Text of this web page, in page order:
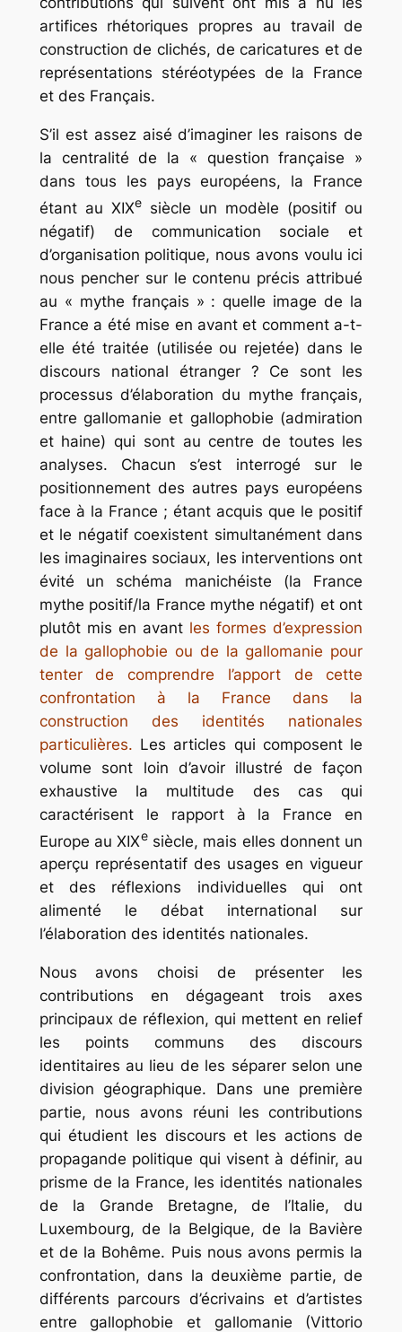
artifices rhétoriques propres au travail de
construction de clichés, de caricatures et de
représentations stéréotypées de la France
et des Français.
S’il est assez aisé d’imaginer les raisons de
la centralité de la « question française »
dans tous les pays européens, la France
étant au XIXesiècle un modèle (positif ou
négatif) de communication sociale et
d’organisation politique, nous avons voulu ici
nous pencher sur le contenu précis attribué
au « mythe français » : quelle image de la
France a été mise en avant et comment a-t-
elle été traitée (utilisée ou rejetée) dans le
discours national étranger ? Ce sont les
processus d’élaboration du mythe français,
entre gallomanie et gallophobie (admiration
et haine) qui sont au centre de toutes les
analyses. Chacun s’est interrogé sur le
positionnement des autres pays européens
face à la France ; étant acquis que le positif
et le négatif coexistent simultanément dans
les imaginaires sociaux, les interventions ont
évité un schéma manichéiste (la France
mythe positif/la France mythe négatif) et ont
plutôt mis en avant les formes d’expression
de la gallophobie ou de la gallomanie pour
tenter de comprendre l’apport de cette
confrontation à la France dans la
construction des identités nationales
particulières. Les articles qui composent le
volume sont loin d’avoir illustré de façon
exhaustive la multitude des cas qui
caractérisent le rapport à la France en
Europe au XIXesiècle, mais elles donnent un
aperçu représentatif des usages en vigueur
et des réflexions individuelles qui ont
alimenté le débat international sur
l’élaboration des identités nationales.
Nous avons choisi de présenter les
contributions en dégageant trois axes
principaux de réflexion, qui mettent en relief
les points communs des discours
identitaires au lieu de les séparer selon une
division géographique. Dans une première
partie, nous avons réuni les contributions
qui étudient les discours et les actions de
propagande politique qui visent à définir, au
prisme de la France, les identités nationales
de la Grande Bretagne, de l’Italie, du
Luxembourg, de la Belgique, de la Bavière
et de la Bohême. Puis nous avons permis la
confrontation, dans la deuxième partie, de
différents parcours d’écrivains et d’artistes
entre gallophobie et gallomanie (Vittorio